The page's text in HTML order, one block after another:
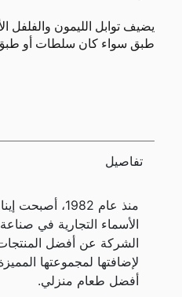
يضيف توابل الليمون والفلفل
طبق سواء كان سلطات أو طبق
تفاصيل
منذ عام 1982،
الأسماء التجارية في
الشركة عن أفضل المنتجات
لإضافتها لمجموعتها
أفضل طعام منزلي.